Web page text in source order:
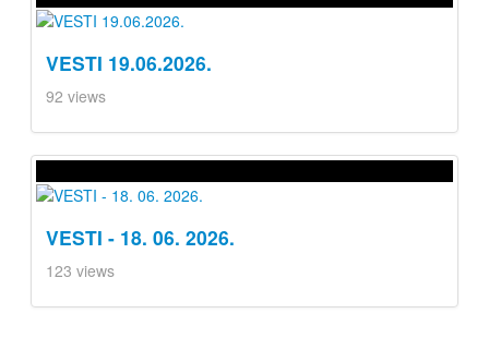
VESTI 19.06.2026.
92 views
VESTI - 18. 06. 2026.
123 views